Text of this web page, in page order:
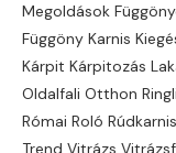
Megoldások
Függöny Karnis
Kárpit Kárpitozás
Oldalfali Otthon
Római Roló Rúdkarnis